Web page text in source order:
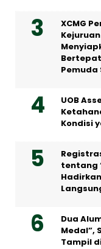
XCMG
Pemuda
UOB
Kondisi
tentang
Dua
Medal”,
Tampil